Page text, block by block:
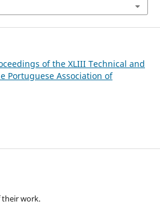
of the XLIII Technical and
Portuguese Association of
work.